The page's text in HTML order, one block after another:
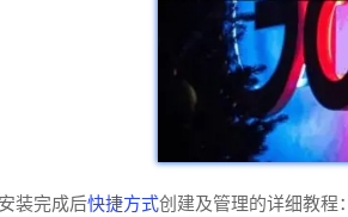
装完成后快捷方式创建及管理的详细教程：